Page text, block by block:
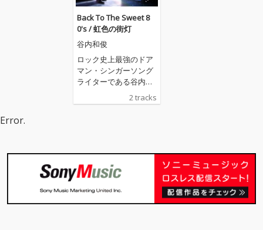
Back To The Sweet 8
0's / 虹色の街灯
谷内和俊
ロック史上最強のドア
マン・シンガーソング
ライターである谷内和
俊が珠玉の２曲を引っ
さげて、遂にデビュー
く表現された両Ａ面の
楽曲達を聴いてくださ
い！
2 tracks
Error.